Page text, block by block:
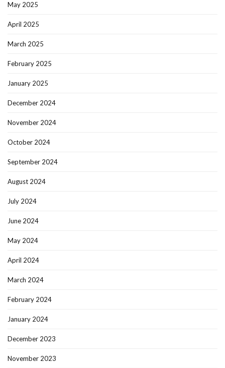
May 2025
April 2025
March 2025
February 2025
January 2025
December 2024
November 2024
October 2024
September 2024
August 2024
July 2024
June 2024
May 2024
April 2024
March 2024
February 2024
January 2024
December 2023
November 2023